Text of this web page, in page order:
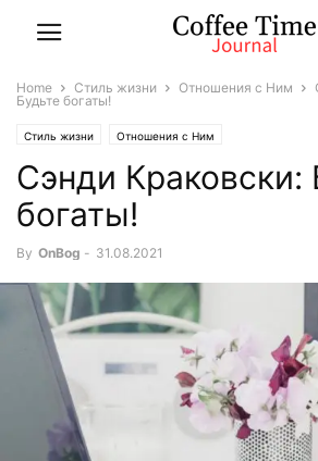
Home Стиль жизни Отношения с Ним
Будьте богаты!
Стиль жизни Отношения с Ним
Сэнди Краковски:
богаты!
By OnBog - 31.08.2021